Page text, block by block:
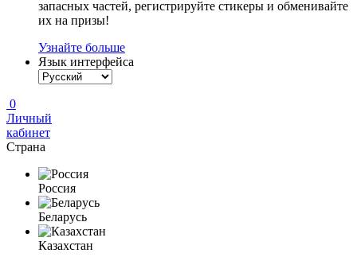
запасных частей, регистрируйте стикеры и обменивайте
их на призы!
Узнайте больше
Язык интерфейса
0
Личный
кабинет
Страна
Россия
Беларусь
Казахстан